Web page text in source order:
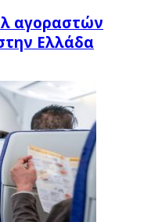
αγοραστών
Ελλάδα